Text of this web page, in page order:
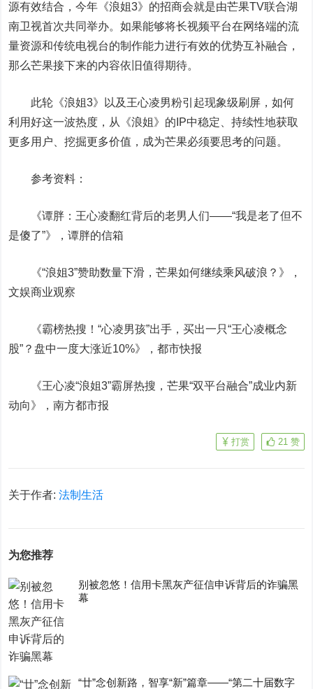
源有效结合，今年《浪姐3》的招商会就是由芒果TV联合湖
南卫视首次共同举办。如果能够将长视频平台在网络端的流
量资源和传统电视台的制作能力进行有效的优势互补融合，
那么芒果接下来的内容依旧值得期待。
此轮《浪姐3》以及王心凌男粉引起现象级刷屏，如何
利用好这一波热度，从《浪姐》的IP中稳定、持续性地获取
更多用户、挖掘更多价值，成为芒果必须要思考的问题。
参考资料：
《谭胖：王心凌翻红背后的老男人们——“我是老了但不
是傻了”》，谭胖的信箱
《“浪姐3”赞助数量下滑，芒果如何继续乘风破浪？》，
文娱商业观察
《霸榜热搜！“心凌男孩”出手，买出一只“王心凌概念
股”？盘中一度大涨近10%》，都市快报
《王心凌“浪姐3”霸屏热搜，芒果“双平台融合”成业内新
动向》，南方都市报
21 赞
打赏
关于作者:法制生活
为您推荐
别被忽悠！信用卡黑灰产征信申诉背后的诈骗黑
幕
“廿”念创新路，智享“新”篇章——“第二十届数字